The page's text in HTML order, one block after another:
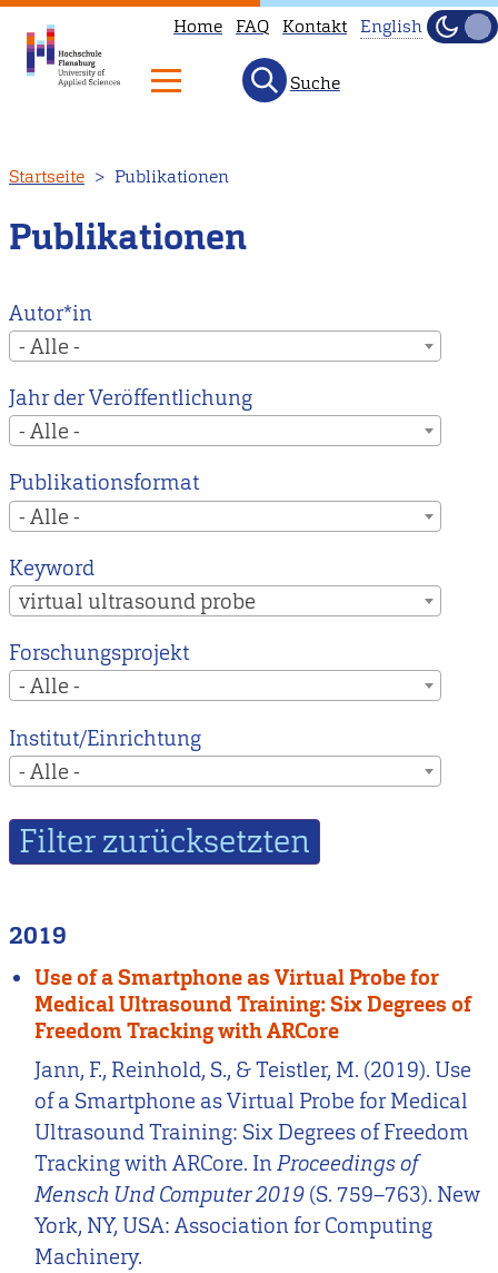
zum
Inhalt
Home FAQ Kontakt
to
our
main
instead.
English
Hell
Suche
Startseite Publikationen
Publikationen
Autor*in
- Alle -
Jahr der Veröffentlichung
- Alle -
Publikationsformat
- Alle -
Keyword
virtual ultrasound probe
Forschungsprojekt
- Alle -
Institut/Einrichtung
- Alle -
2019
Use of a Smartphone as Virtual Probe for
Medical Ultrasound Training: Six Degrees of
Freedom Tracking with ARCore
Jann, F., Reinhold, S., & Teistler, M. (2019). Use
of a Smartphone as Virtual Probe for Medical
Ultrasound Training: Six Degrees of Freedom
Tracking with ARCore. InProceedings of
Mensch Und Computer 2019 (S. 759–763). New
York, NY, USA: Association for Computing
Machinery.